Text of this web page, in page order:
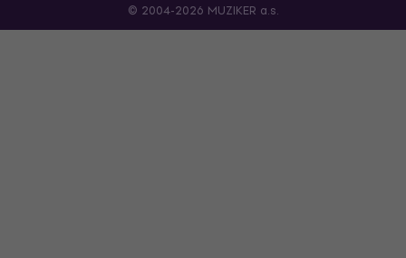
© 2004-2026 MUZIKER a.s.